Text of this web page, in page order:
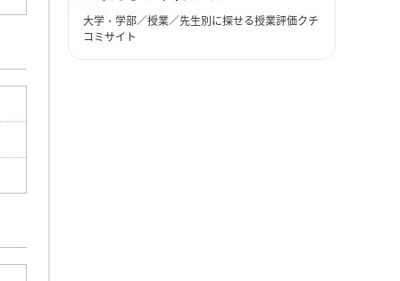
大学・学部／授業／先生別に探せる授業評価クチ
コミサイト